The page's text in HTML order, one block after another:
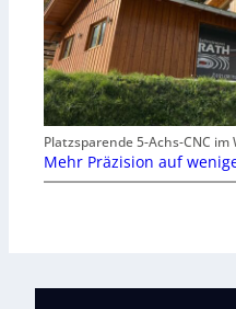
Platzsparende 5-Achs-CNC
Mehr Präzision auf